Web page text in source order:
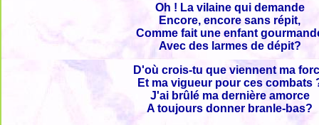
Oh ! La vilaine qui demande
Encore, encore sans répit,
Comme fait une enfant
Avec des larmes de dépit?
D'où crois-tu que viennent ma
Et ma vigueur pour ces combats
J'ai brûlé ma dernière amorce
A toujours donner branle-bas?